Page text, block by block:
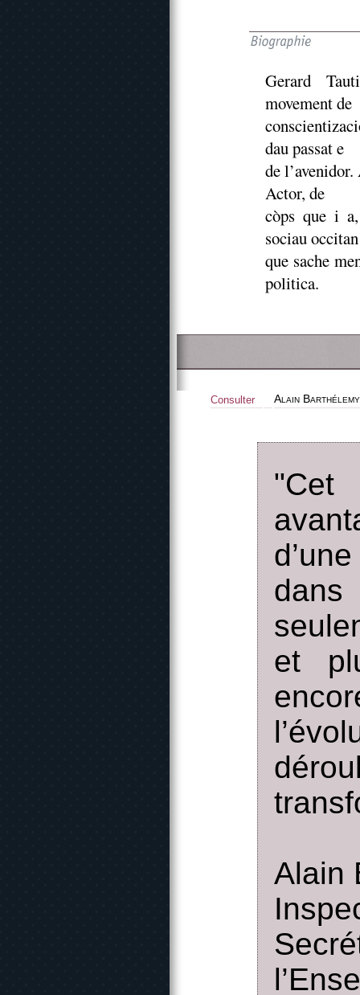
Gerard
movement de
dau passat e
de
Actor, de
còps que i
sociau occitan
que sache
politica.
Consulter Alain
"Cet
et
Alain